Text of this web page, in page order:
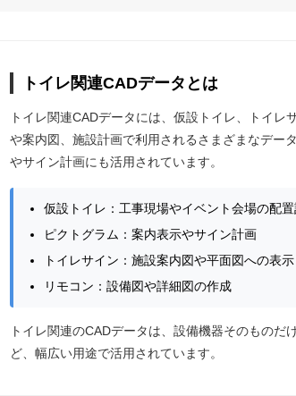
トイレ関連CADデータとは
トイレ関連CADデータには、仮設トイレ、トイ
や案内図、施設計画で利用されるさまざまなデー
やサイン計画にも活用されています。
仮設トイレ：工事現場やイベント会場の配
ピクトグラム：案内表示やサイン計画
トイレサイン：施設案内図や平面図への表示
リモコン：設備図や詳細図の作成
トイレ関連のCADデータは、設備機器そのもの
ど、幅広い用途で活用されています。